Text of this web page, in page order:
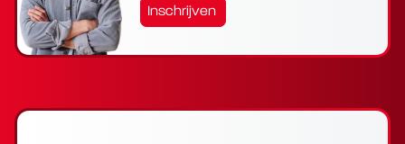
Inschrijven